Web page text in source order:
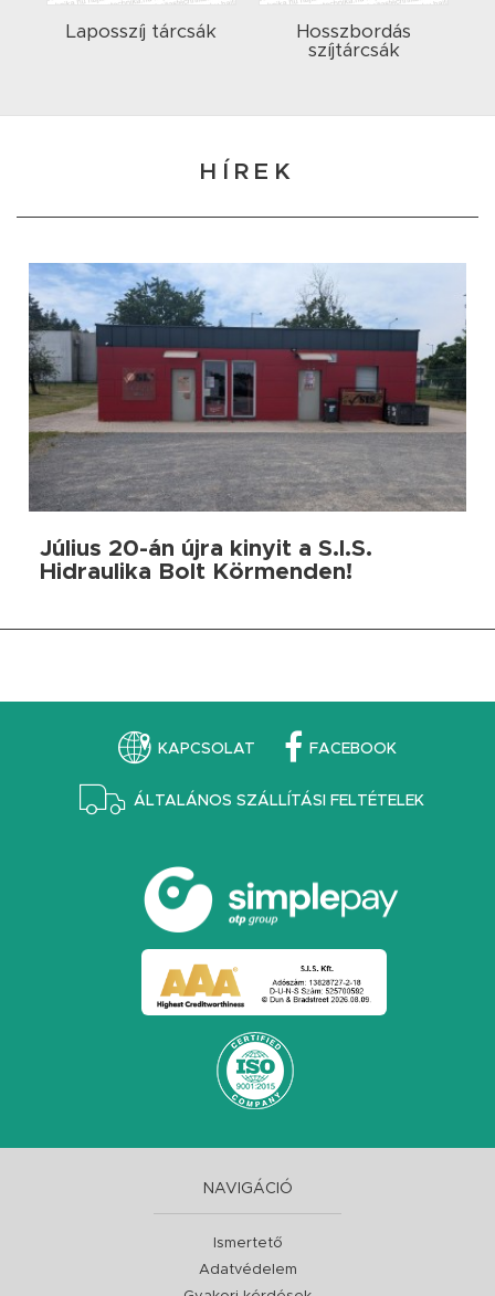
Laposszíj tárcsák
Hosszbordás
szíjtárcsák
HÍREK
Július 20-án újra kinyit a S.I.S.
Hidraulika Bolt Körmenden!
KAPCSOLAT FACEBOOK
ÁLTALÁNOS SZÁLLÍTÁSI FELTÉTELEK
NAVIGÁCIÓ
Ismertető
Adatvédelem